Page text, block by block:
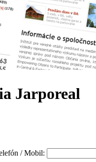
Jarporeal
/ Mobil: